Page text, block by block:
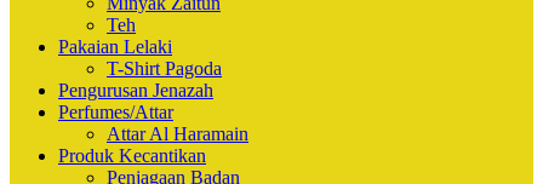
Teh
Pakaian Lelaki
T-Shirt Pagoda
Pengurusan Jenazah
Perfumes/Attar
Attar Al Haramain
Produk Kecantikan
Penjagaan Badan